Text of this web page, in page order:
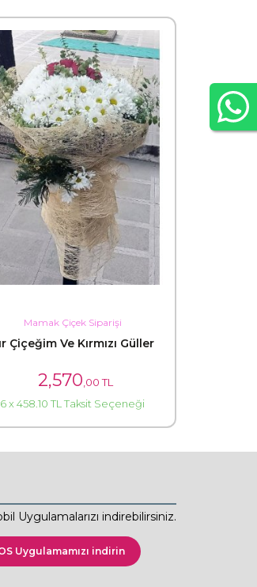
Mamak Çiçek Siparişi
Çiçeğim Ve Kırmızı Güller
2,570 ,00 TL
6 x 458.10 TL Taksit Seçeneği
Uygulamalarızı indirebilirsiniz.
Uygulamamızı indirin